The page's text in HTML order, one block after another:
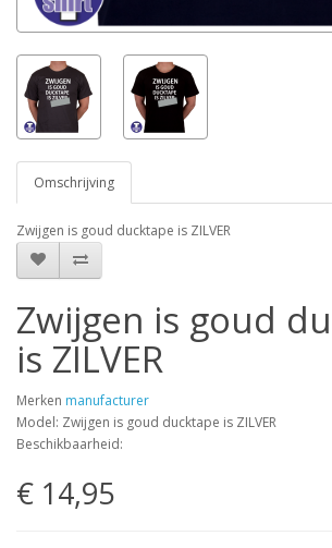
Omschrijving
Zwijgen is goud ducktape is ZILVER
Zwijgen is goud
is ZILVER
Merken manufacturer
Model: Zwijgen is goud ducktape is ZILVER
Beschikbaarheid:
€ 14,95